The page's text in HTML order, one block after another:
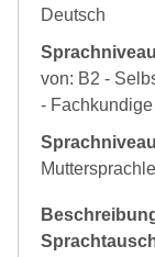
Deutsch
von: B2 -
-